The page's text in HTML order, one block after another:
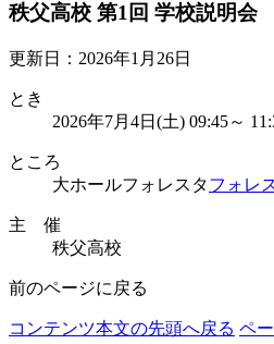
秩父高校 第1回 学校説明会
更新日：2026年1月26日
とき
2026年7月4日(土) 09:45～
ところ
大ホールフォレスタフォレ
主 催
秩父高校
前のページに戻る
コンテンツ本文の先頭へ戻る ペ